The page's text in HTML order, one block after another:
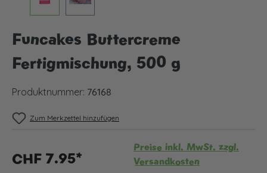
Funcakes Buttercreme
Fertigmischung, 500 g
Produktnummer: 76168
Zum Merkzettel hinzufügen
CHF 7.95*
Preise inkl. MwSt. zzgl.
Versandkosten